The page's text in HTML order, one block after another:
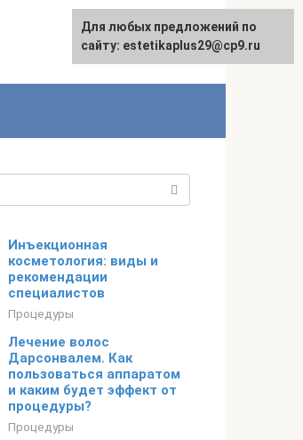
Инъекционная
косметология: виды и
рекомендации
специалистов
Процедуры
Лечение волос
Дарсонвалем. Как
пользоваться аппаратом
и каким будет эффект от
процедуры?
Процедуры
Для любых предложений по
сайту: estetikaplus29@cp9.ru